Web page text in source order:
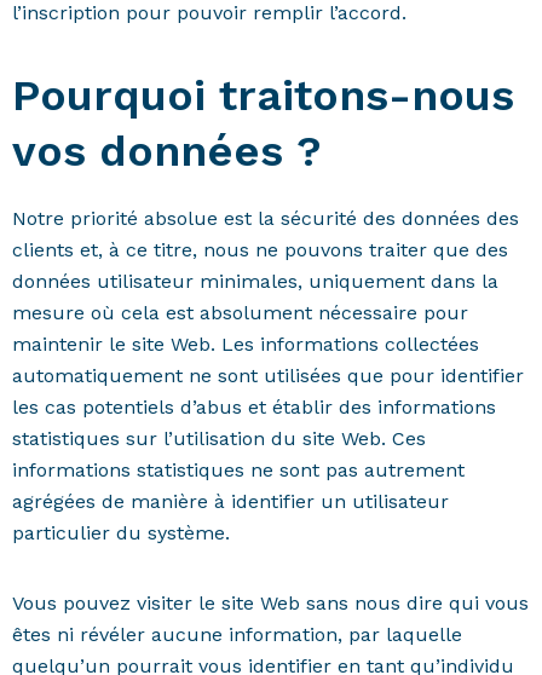
l’inscription pour pouvoir remplir l’accord.
Pourquoi traitons-nous
vos données ?
Notre priorité absolue est la sécurité des données des
clients et, à ce titre, nous ne pouvons traiter que des
données utilisateur minimales, uniquement dans la
mesure où cela est absolument nécessaire pour
maintenir le site Web. Les informations collectées
automatiquement ne sont utilisées que pour identifier
les cas potentiels d’abus et établir des informations
statistiques sur l’utilisation du site Web. Ces
informations statistiques ne sont pas autrement
agrégées de manière à identifier un utilisateur
particulier du système.
Vous pouvez visiter le site Web sans nous dire qui vous
êtes ni révéler aucune information, par laquelle
quelqu’un pourrait vous identifier en tant qu’individu